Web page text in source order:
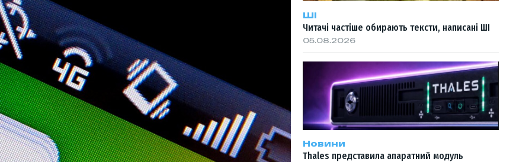
ШІ
Читачі частіше обирають тексти, написані ШІ
05.08.2026
Новини
Thales представила апаратний модуль